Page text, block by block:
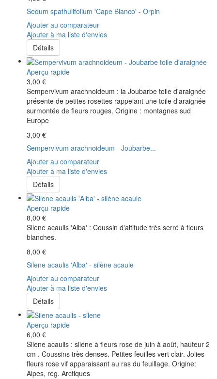
Sedum spathulifolium 'Cape Blanco' - Orpin
Ajouter au comparateur
Ajouter à ma liste d'envies
Détails
Aperçu rapide
3,00 €
Sempervivum arachnoideum : la Joubarbe toile d'araignée
présente de petites rosettes rappelant une toile d'araignée
surmontée de fleurs rouges. Origine : montagnes sud
Europe
3,00 €
Sempervivum arachnoideum - Joubarbe...
Ajouter au comparateur
Ajouter à ma liste d'envies
Détails
Aperçu rapide
8,00 €
Silene acaulis 'Alba' : Coussin d'altitude très serré à fleurs
blanches.
8,00 €
Silene acaulis 'Alba' - silène acaule
Ajouter au comparateur
Ajouter à ma liste d'envies
Détails
Aperçu rapide
6,00 €
Silene acaulis : siléne à fleurs rose de juin à août, hauteur 2
cm . Coussins très denses. Petites feuilles vert clair. Jolies
fleurs rose vif apparaissant au ras du feuillage. Origine:
Alpes, rég. Arctiques